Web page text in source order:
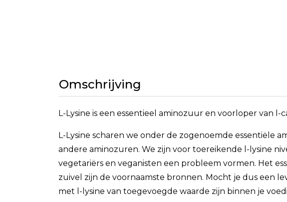
Omschrijving
L-Lysine is een essentieel aminozuur en voorloper van l-
L-Lysine scharen we onder de zogenoemde essentiële
andere aminozuren. We zijn voor toereikende l-lysine
vegetariërs en veganisten een probleem vormen. Het
zuivel zijn de voornaamste bronnen. Mocht je dus een
met l-lysine van toegevoegde waarde zijn binnen je